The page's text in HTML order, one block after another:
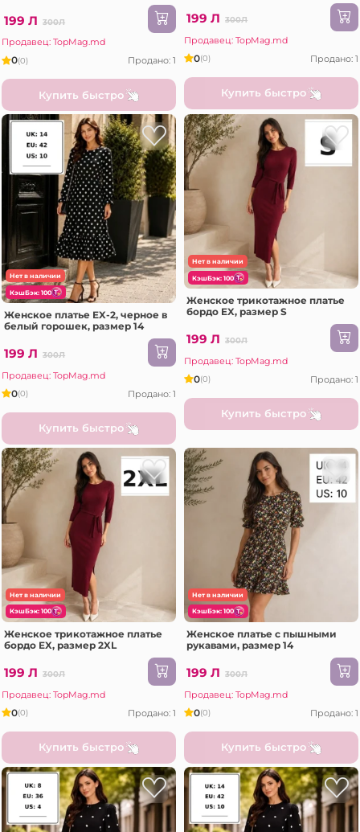
199 Л 300Л
Продавец: TopMag.md
0(0) Продано: 1
Купить быстро
199 Л 300Л
Продавец: TopMag.md
0(0) Продано: 1
Купить быстро
Нет в наличии
КэшБэк: 100
Женское платье EX-2, черное в
белый горошек, размер 14
199 Л 300Л
Продавец: TopMag.md
0(0) Продано: 1
Купить быстро
Нет в наличии
КэшБэк: 100
Женское трикотажное платье
бордо EX, размер S
199 Л 300Л
Продавец: TopMag.md
0(0) Продано: 1
Купить быстро
Нет в наличии
КэшБэк: 100
Женское трикотажное платье
бордо EX, размер 2XL
199 Л 300Л
Продавец: TopMag.md
0(0) Продано: 1
Купить быстро
Нет в наличии
КэшБэк: 100
Женское платье с пышными
рукавами, размер 14
199 Л 300Л
Продавец: TopMag.md
0(0) Продано: 1
Купить быстро